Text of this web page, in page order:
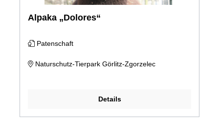
Alpaka „Dolores“
Patenschaft
Naturschutz-Tierpark Görlitz-Zgorzelec
Details